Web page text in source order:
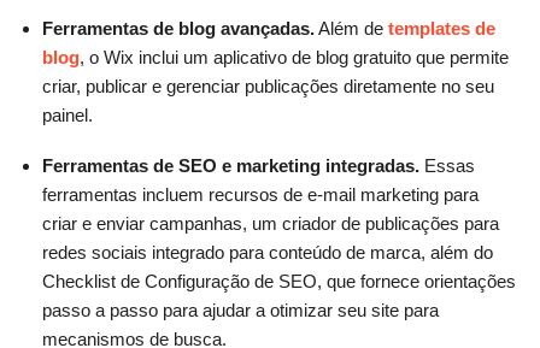
Ferramentas de blog avançadas.Além de templates de
blog, o Wix inclui um aplicativo de blog gratuito que permite
criar, publicar e gerenciar publicações diretamente no seu
painel.
Ferramentas de SEO e marketing integradas. Essas
ferramentas incluem recursos de e-mail marketing para
criar e enviar campanhas, um criador de publicações para
redes sociais integrado para conteúdo de marca, além do
Checklist de Configuração de SEO, que fornece orientações
passo a passo para ajudar a otimizar seu site para
mecanismos de busca.